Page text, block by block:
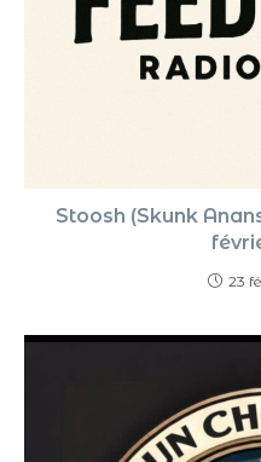
Stoosh (Skunk
23